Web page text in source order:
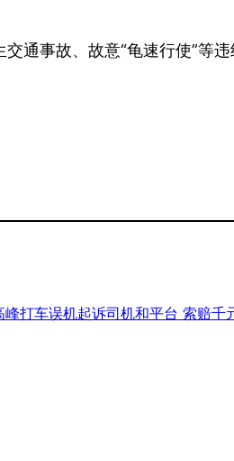
通事故、故意“龟速行使”等
峰打车误机起诉司机和平台 索赔千